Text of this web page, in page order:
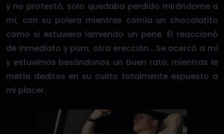
y no protestó, solo quedaba perdido mirándome a
mí, con su polera mientras comía un chocolatito
como si estuviera lamiendo un pene. Él reaccionó
de inmediato y pum, otra erección… Se acercó a mí
y estuvimos besándonos un buen rato, mientras le
metía deditos en su culito totalmente expuesto a
mi placer.